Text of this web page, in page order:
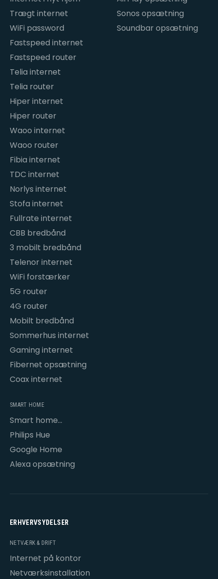
Trægt internet
WiFi password
Fastspeed internet
Fastspeed router
Telia internet
Telia router
Hiper internet
Hiper router
Waoo internet
Waoo router
Fibia internet
TDC internet
Norlys internet
Stofa internet
Fullrate internet
CBB bredbånd
3 mobilt bredbånd
Telenor internet
WiFi forstærker
5G router
4G router
Mobilt bredbånd
Sommerhus internet
Gaming internet
Fibernet opsætning
Coax internet
Sonos opsætning
Soundbar opsætning
SMART HOME
Smart home
opsætning
Philips Hue
Google Home
Alexa opsætning
ERHVERVSYDELSER
NETVÆRK & DRIFT
Internet på kontor
Netværksinstallation